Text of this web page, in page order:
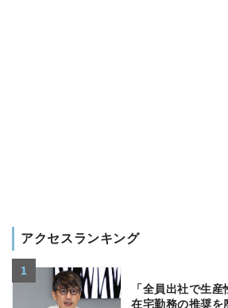
アクセスランキング
「全員出社で生
在宅勤務の推奨を